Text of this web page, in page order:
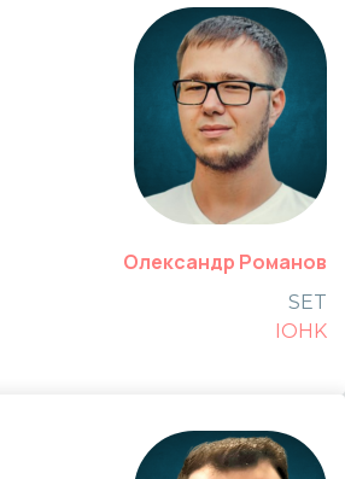
Олександр Романов
SET
IOHK